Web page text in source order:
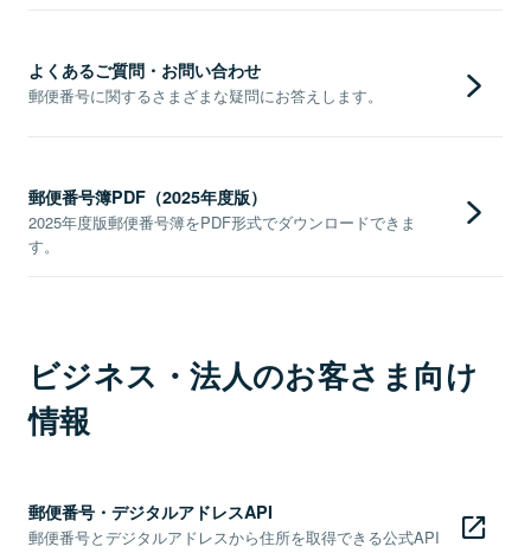
よくあるご質問・お問い合わせ
郵便番号に関するさまざまな疑問にお答えします。
郵便番号簿PDF（2025年度版）
2025年度版郵便番号簿をPDF形式でダウンロードできま
す。
ビジネス・法人のお客さま向け
情報
郵便番号・デジタルアドレスAPI
郵便番号とデジタルアドレスから住所を取得できる公式API